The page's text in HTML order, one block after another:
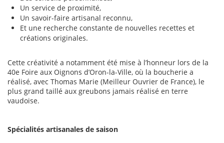
Un service de proximité,
Un savoir-faire artisanal reconnu,
Et une recherche constante de nouvelles recettes et
créations originales.
Cette créativité a notamment été mise à l’honneur lors de la
40e Foire aux Oignons d’Oron-la-Ville, où la boucherie a
réalisé, avec Thomas Marie (Meilleur Ouvrier de France), le
plus grand taillé aux greubons jamais réalisé en terre
vaudoise.
Spécialités artisanales de saison